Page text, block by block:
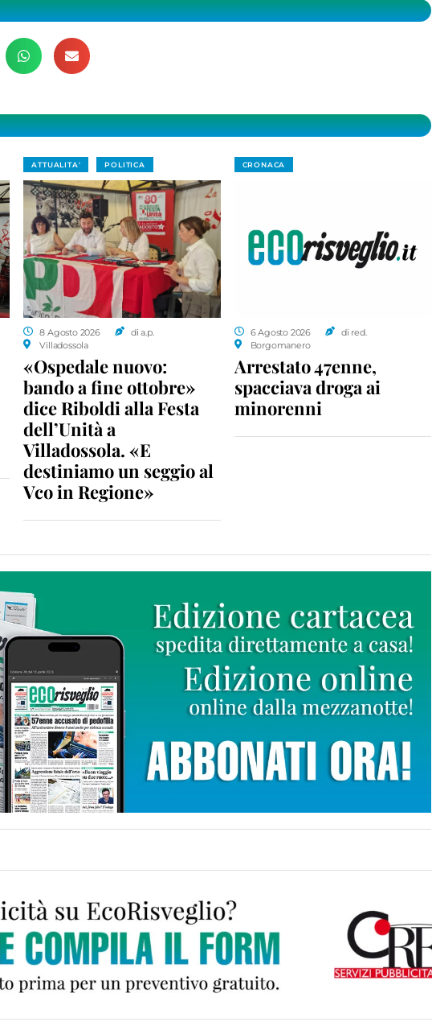
ATTUALITA' POLITICA
8 Agosto 2026
di a.p.
Villadossola
«Ospedale nuovo:
bando a fine ottobre»
dice Riboldi alla Festa
dell’Unità a
Villadossola. «E
destiniamo un seggio al
Vco in Regione»
CRONACA
6 Agosto 2026
di red.
Borgomanero
Arrestato 47enne,
spacciava droga ai
minorenni